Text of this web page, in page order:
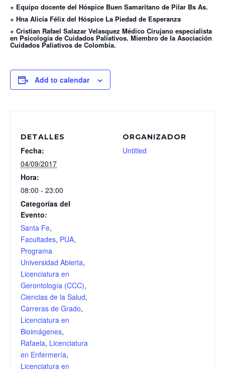
+ Equipo docente del Hóspice Buen Samaritano de Pilar Bs As.
+ Hna Alicia Félix del Hóspice La Piedad de Esperanza
+ Cristian Rafael Salazar Velasquez Médico Cirujano especialista
en Psicología de Cuidados Paliativos. Miembro de la Asociación
Cuidados Paliativos de Colombia.
Add to calendar
DETALLES
Fecha:
04/09/2017
Hora:
08:00 - 23:00
Categorías del
Evento:
Santa Fe,
Facultades, PUA,
Programa
Universidad Abierta,
Licenciatura en
Gerontología (CCC),
Ciencias de la Salud,
Carreras de Grado,
Licenciatura en
Bioimágenes,
Rafaela, Licenciatura
en Enfermería,
Licenciatura en
ORGANIZADOR
Untitled